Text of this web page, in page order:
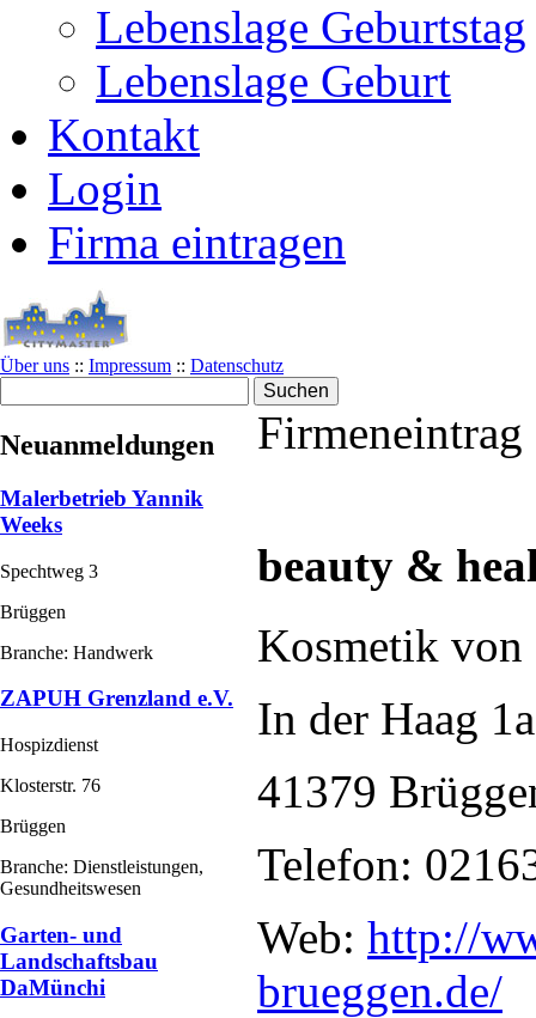
Lebenslage Geburtstag
Lebenslage Geburt
Kontakt
Login
Firma eintragen
Über uns :: Impressum :: Datenschutz
Neuanmeldungen
Malerbetrieb Yannik
Weeks
Spechtweg 3
Brüggen
Branche: Handwerk
ZAPUH Grenzland e.V.
Hospizdienst
Klosterstr. 76
Brüggen
Branche: Dienstleistungen,
Gesundheitswesen
Garten- und
Landschaftsbau
DaMünchi
Firmeneintrag
beauty &
Kosmetik
In der Haag 1a
41379
Telefon:
Web: http://
brueggen.de/